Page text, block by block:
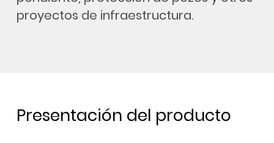
proyectos de infraestructura.
Presentación del producto